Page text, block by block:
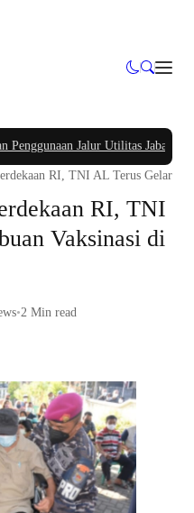
Jalur Utilitas Jababeka
RI, TNI AL Terus Gelar
RI, TNI
Vaksinasi di
•2 Min read